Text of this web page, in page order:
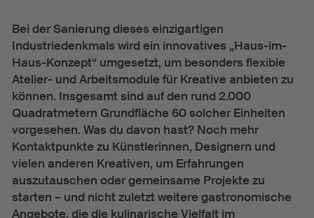
Bei der Sanierung dieses einzigartigen
Industriedenkmals wird ein innovatives „Haus-im-
Haus-Konzept“ umgesetzt, um besonders flexible
Atelier- und Arbeitsmodule für Kreative anbieten zu
können. Insgesamt sind auf den rund 2.000
Quadratmetern Grundfläche 60 solcher Einheiten
vorgesehen. Was du davon hast? Noch mehr
Kontaktpunkte zu Künstlerinnen, Designern und
vielen anderen Kreativen, um Erfahrungen
auszutauschen oder gemeinsame Projekte zu
starten – und nicht zuletzt weitere gastronomische
Angebote, die die kulinarische Vielfalt im